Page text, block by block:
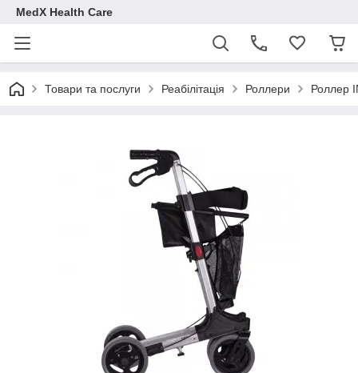
MedX Health Care
Товари та послуги Реабілітація Роллери Роллер